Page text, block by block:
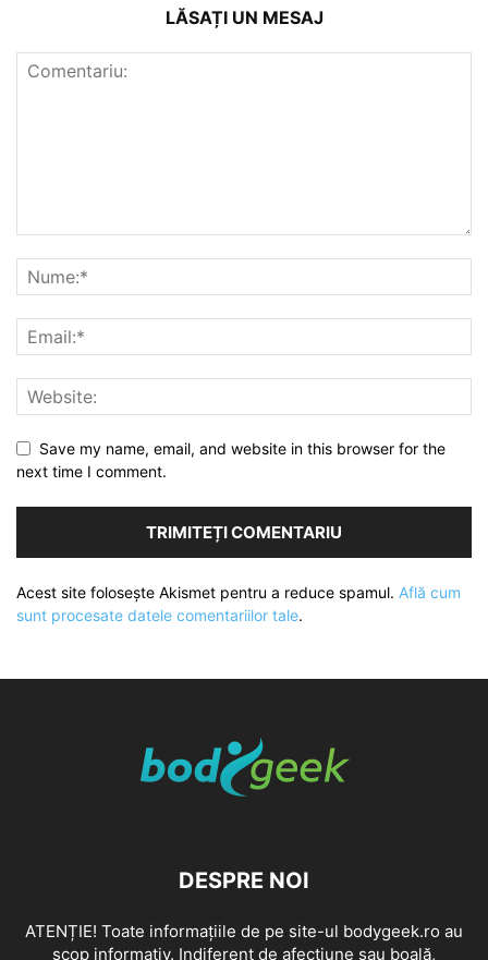
LĂSAȚI UN MESAJ
Save my name, email, and website in this browser for the
next time I comment.
Acest site folosește Akismet pentru a reduce spamul. Află cum
sunt procesate datele comentariilor tale.
DESPRE NOI
ATENȚIE! Toate informațiile de pe site-ul bodygeek.ro au
scop informativ. Indiferent de afecțiune sau boală,